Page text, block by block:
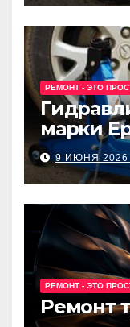
РЕМОНТ - ЭТО
марки
9 ИЮНЯ 2026
РЕМОНТ - ЭТО
Ремонт